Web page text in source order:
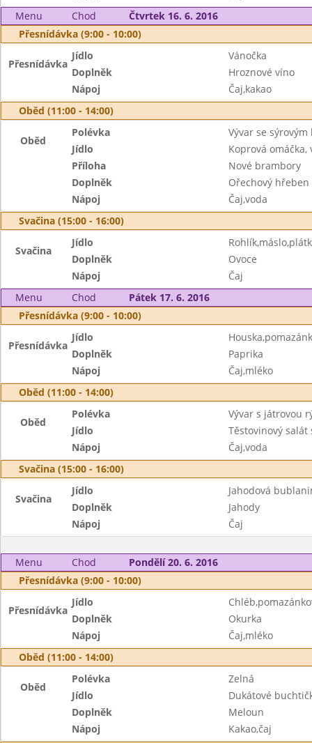
Menu
Chod
Čtvrtek 16. 6. 2016
Přesnídávka (9:00 - 10:00)
Přesnídávka
Jídlo
Vánočka
Doplněk
Hroznové víno
Nápoj
Čaj,kakao
Oběd (11:00 - 14:00)
Oběd
Polévka
Vývar se
Jídlo
Koprová omáčka,
Příloha
Nové brambory
Doplněk
Ořechový hřeben
Nápoj
Čaj,voda
Svačina (15:00 - 16:00)
Svačina
Jídlo
Doplněk
Ovoce
Nápoj
Čaj
Menu
Chod
Pátek 17. 6. 2016
Přesnídávka (9:00 - 10:00)
Přesnídávka
Jídlo
Doplněk
Paprika
Nápoj
Čaj,mléko
Oběd (11:00 - 14:00)
Oběd
Polévka
Vývar s játrovou
Jídlo
Těstovinový
Nápoj
Čaj,voda
Svačina (15:00 - 16:00)
Svačina
Jídlo
Jahodová
Doplněk
Jahody
Nápoj
Čaj
Menu Chod
Pondělí 20. 6. 2016
Přesnídávka (9:00 - 10:00)
Přesnídávka
Jídlo
Doplněk
Okurka
Nápoj
Čaj,mléko
Oběd (11:00 - 14:00)
Oběd
Polévka
Zelná
Jídlo
Dukátové
Doplněk
Meloun
Nápoj
Kakao,čaj